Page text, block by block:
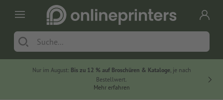
Nur im August: Bis zu 12 % auf Broschüren & Kataloge, je nach
Bestellwert.
Mehr erfahren